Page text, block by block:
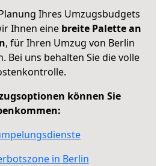
Ihres Umzugsbudgets
Ihnen eine breite Palette an
, für Ihren Umzug von Berlin
Bei uns behalten Sie die volle
können Sie
in Berlin